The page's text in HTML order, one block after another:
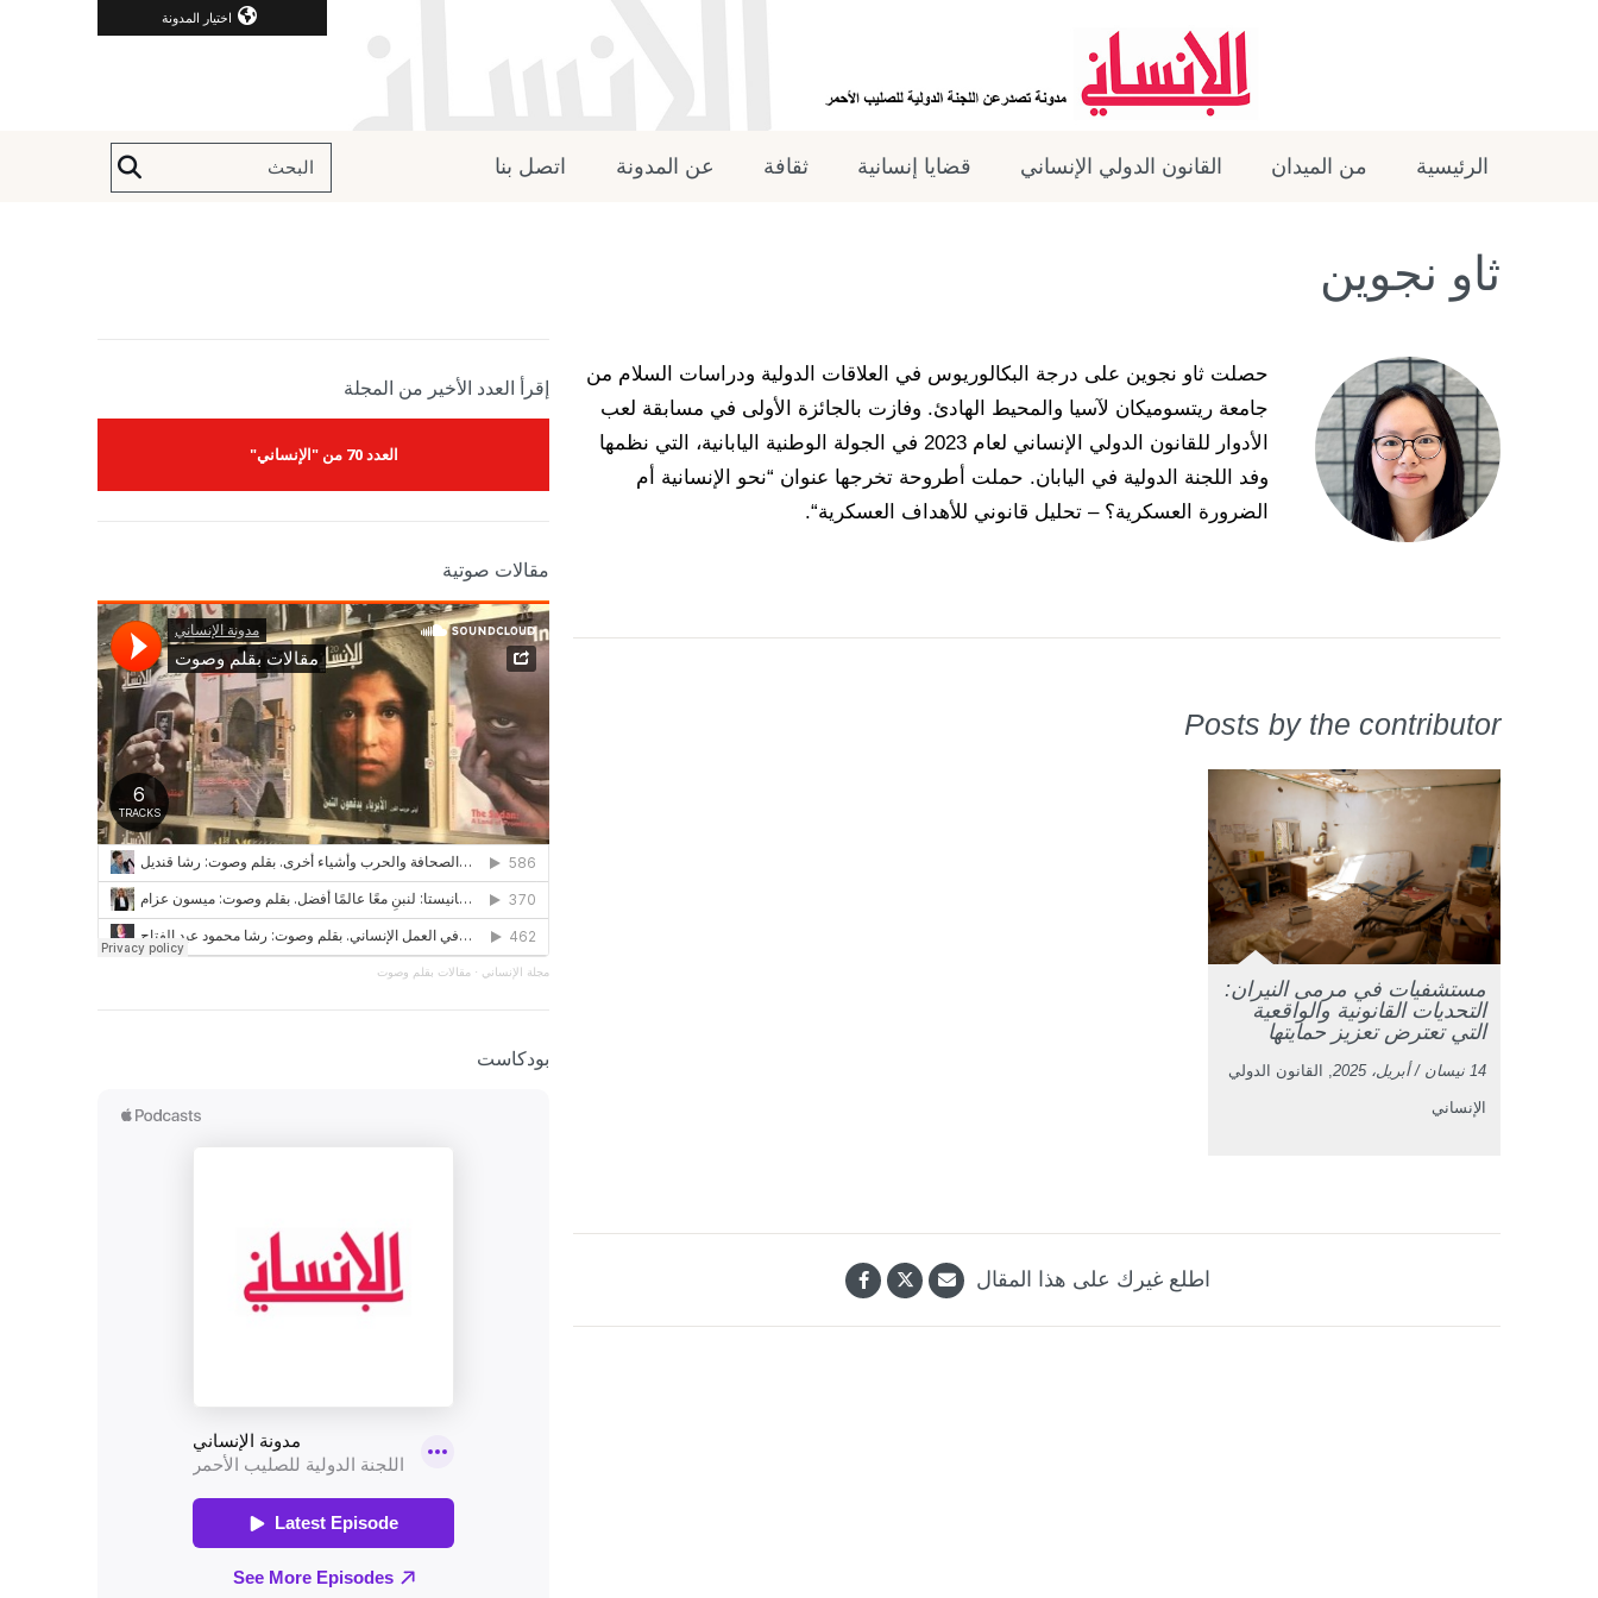
اختيار المدونة
الرئيسية من الميدان القانون الدولي الإنساني قضايا إنسانية ثقافة عن المدونة اتصل بنا
ثاو نجوين
حصلت ثاو نجوين على درجة البكالوريوس في العلاقات الدولية ودراسات السلام من
جامعة ريتسوميكان لآسيا والمحيط الهادئ. وفازت بالجائزة الأولى في مسابقة لعب
الأدوار
للقانون الدولي الإنساني لعام 2023 في الجولة الوطنية اليابانية، التي نظمها
وفد
اللجنة الدولية في اليابان. حملت أطروحة تخرجها عنوان “نحو الإنسانية
أم
الضرورة
العسكرية؟ – تحليل قانوني للأهداف العسكرية“.
Posts by the contributor
مستشفيات في مرمى النيران:
التحديات القانونية والواقعية
التي تعترض تعزيز حمايتها
14 نيسان / أبريل، 2025 , القانون الدولي
الإنساني
اطلع غيرك على هذا المقال
إقرأ العدد الأخير من المجلة
العدد 70 من "الإنساني"
مقالات صوتية
مجلة الإنساني · مقالات بقلم وصوت
بودكاست